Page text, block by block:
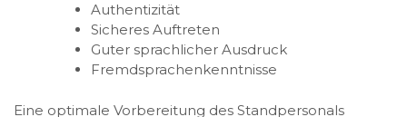
Authentizität
Sicheres Auftreten
Guter sprachlicher Ausdruck
Fremdsprachenkenntnisse
Eine optimale Vorbereitung des Standpersonals